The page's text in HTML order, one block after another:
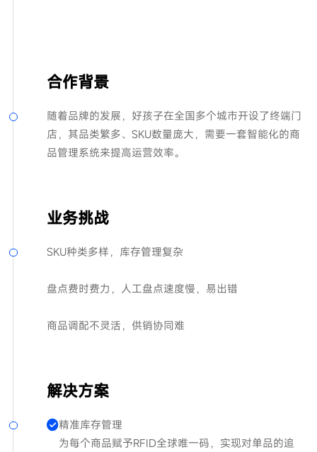
合作背景
随着品牌的发展，好孩子在全国多个城市开设了终端门
店，其品类繁多、SKU数量庞大，需要一套智能化的商
品管理系统来提高运营效率。
业务挑战
SKU种类多样，库存管理复杂
盘点费时费力，人工盘点速度慢，易出错
商品调配不灵活，供销协同难
解决方案
精准库存管理
为每个商品赋予RFID全球唯一码，实现对单品的追